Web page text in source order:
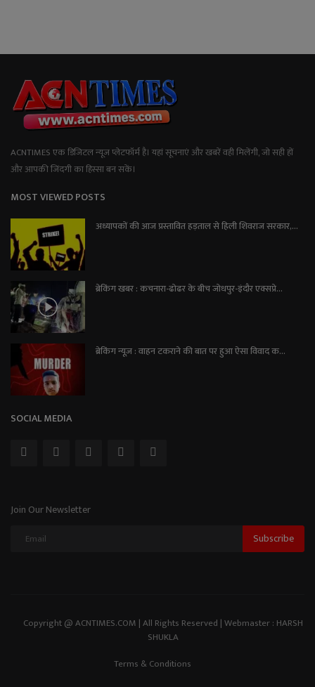
ACNTIMES एक डिजिटल न्यूज प्लेटफॉर्म है। यहां सूचनाएं और खबरें वही मिलेंगी, जो सही हों
और आपकी जिंदगी का हिस्सा बन सकें।
MOST VIEWED POSTS
अध्यापकों की आज प्रस्तावित हड़ताल से हिली शिवराज सरकार,...
ब्रेकिंग खबर : कचनारा-ढोढर के बीच जोधपुर-इंदौर एक्सप्रे...
ब्रेकिंग न्यूज़ : वाहन टकराने की बात पर हुआ ऐसा विवाद क...
SOCIAL MEDIA
Join Our Newsletter
Subscribe
Copyright @ ACNTIMES.COM | All Rights Reserved | Webmaster : HARSH
SHUKLA
Terms & Conditions